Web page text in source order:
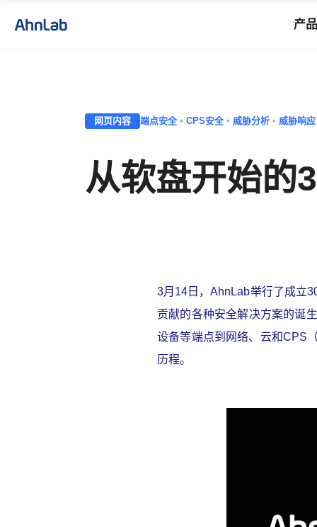
产品
网页内容 端点安全 ◦ CPS安全 ◦ 威胁分析 ◦ 威胁响
从软盘开始的
3月 14 日，AhnLab举行了成立
贡献的各种安全解决方案的诞
设备等端点到网络、云和CPS
历程。